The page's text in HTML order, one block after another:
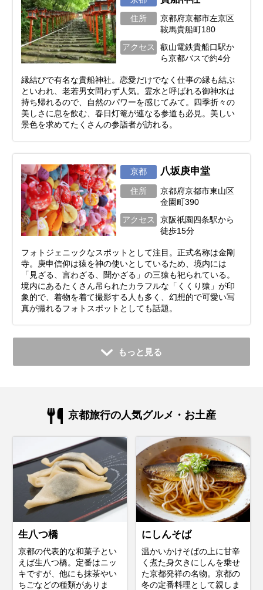
住所
京都府京都市左京区
鞍馬貴船町180
アクセス
叡山電鉄貴船口駅か
ら京都バスで約4分
縁結びで有名な貴船神社。恋愛だけでなく仕事の縁も結ぶ
といわれ、老若男女問わず人気。霊水と呼ばれる御神水は
持ち帰れるので、自然のパワーを感じてみて。四季折々の
美しさに息を飲む、春日灯篭が連なる参道も必見。美しい
景色を求めてたくさんの参詣者が訪れる。
京都 八坂庚申堂
住所
京都府京都市東山区
金園町390
アクセス
京阪祇園四条駅から
徒歩15分
フォトジェニックなスポットとして注目。正式名称は金剛
寺。庚申信仰は猿を神の使いとしているため、境内には
「見ざる、言わざる、聞かざる」の三猿も祀られている。
境内にあるたくさん吊られたカラフルな「くくり猿」が印
象的で、着物を着て撮影する人も多く、幻想的で可愛い写
真が撮れるフォトスポットとしても話題。
もっと見る
京都旅行の人気グルメ・お土産
生八つ橋
京都の代表的な和菓子とい
えば生八つ橋。定番はニッ
キですが、他にも抹茶やい
ちごなどの種類がありま
にしんそば
温かいかけそばの上に甘辛
く煮た身欠きにしんを乗せ
た京都発祥の名物。京都の
冬の定番料理として親しま